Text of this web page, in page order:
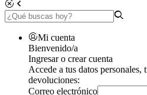
Mi cuenta
Bienvenido/a
Ingresar o crear cuenta
Accede a tus datos personales,
devoluciones:
Correo electrónico